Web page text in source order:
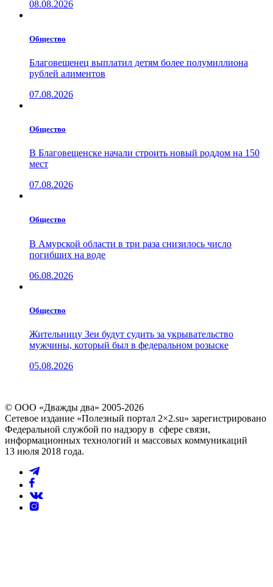
08.08.2026
Общество
Благовещенец выплатил детям более полумиллиона
рублей алиментов
07.08.2026
Общество
В Благовещенске начали строить новый роддом на 150
мест
07.08.2026
Общество
В Амурской области в три раза снизилось число
погибших на воде
06.08.2026
Общество
Жительницу Зеи будут судить за укрывательство
мужчины, который был в федеральном розыске
05.08.2026
© ООО «Дважды два» 2005-2026
Сетевое издание «Полезный портал 2×2.su» зарегистрировано
Федеральной службой по надзору в сфере связи,
информационных технологий и массовых коммуникаций
13 июля 2018 года.